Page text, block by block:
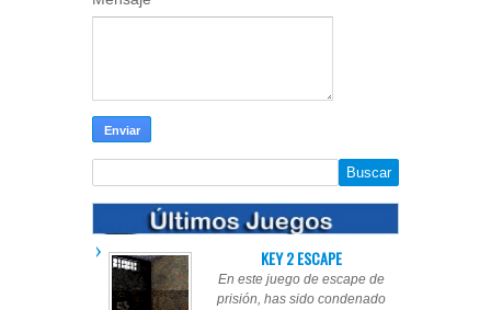
KEY 2 ESCAPE
En este juego de escape de
prisión, has sido condenado